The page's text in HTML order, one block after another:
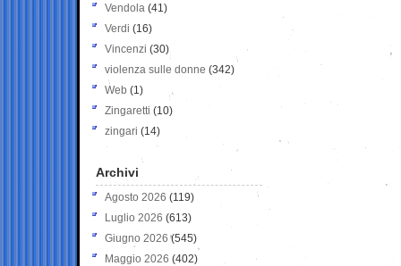
Vendola (41)
Verdi (16)
Vincenzi (30)
violenza sulle donne (342)
Web (1)
Zingaretti (10)
zingari (14)
Archivi
Agosto 2026 (119)
Luglio 2026 (613)
Giugno 2026 (545)
Maggio 2026 (402)